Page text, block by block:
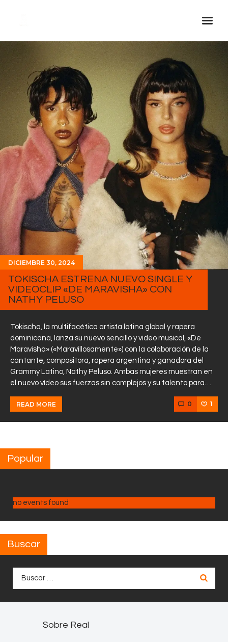
Inicio Real FM
Streaming
En Vivo
Descarga La APP
Programas
Noticias
Equipo
Sobre Nosotros
Contactos
DICIEMBRE 30, 2024
TOKISCHA ESTRENA NUEVO SINGLE Y
VIDEOCLIP «DE MARAVISHA» CON
NATHY PELUSO
Tokischa, la multifacética artista latina global y rapera
dominicana, lanza su nuevo sencillo y video musical, «De
Maravisha» («Maravillosamente») con la colaboración de la
cantante, compositora, rapera argentina y ganadora del
Grammy Latino, Nathy Peluso. Ambas mujeres muestran en
el nuevo vídeo sus fuerzas sin complejos y su talento para…
READ MORE 0 1
Popular
no events found
Buscar
Sobre Real